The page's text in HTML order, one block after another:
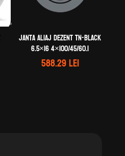
Janta aliaj DEZENT TN-black
6.5×16 4×100/45/60.1
588.29lei